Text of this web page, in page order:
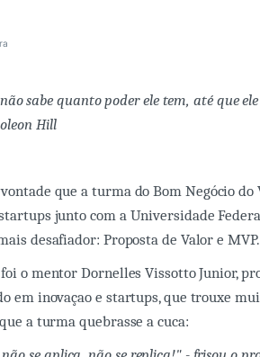
sabe quanto poder ele tem, até que
Hill
que a turma do Bom Negócio do
junto com a Universidade
desafiador: Proposta de Valor e MVP.
o mentor Dornelles Vissotto Junior,
em inovaçao e startups, que trouxe
a turma quebrasse a cuca: